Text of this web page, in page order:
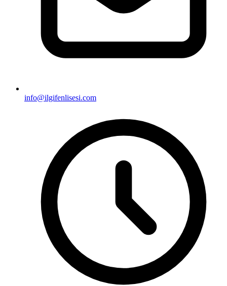
info@ilgifenlisesi.com